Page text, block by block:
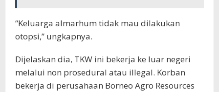
“Keluarga almarhum tidak mau dilakukan
otopsi,” ungkapnya.
Dijelaskan dia, TKW ini bekerja ke luar negeri
melalui non prosedural atau illegal. Korban
bekerja di perusahaan Borneo Agro Resources